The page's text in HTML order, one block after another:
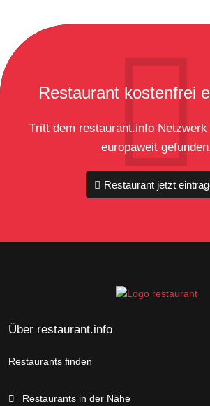
Restaurant kostenfrei
Tritt dem restaurant.info
europaweit
Restaurant jetzt
Über restaurant.info
Restaurants finden
Restaurants in der Nähe